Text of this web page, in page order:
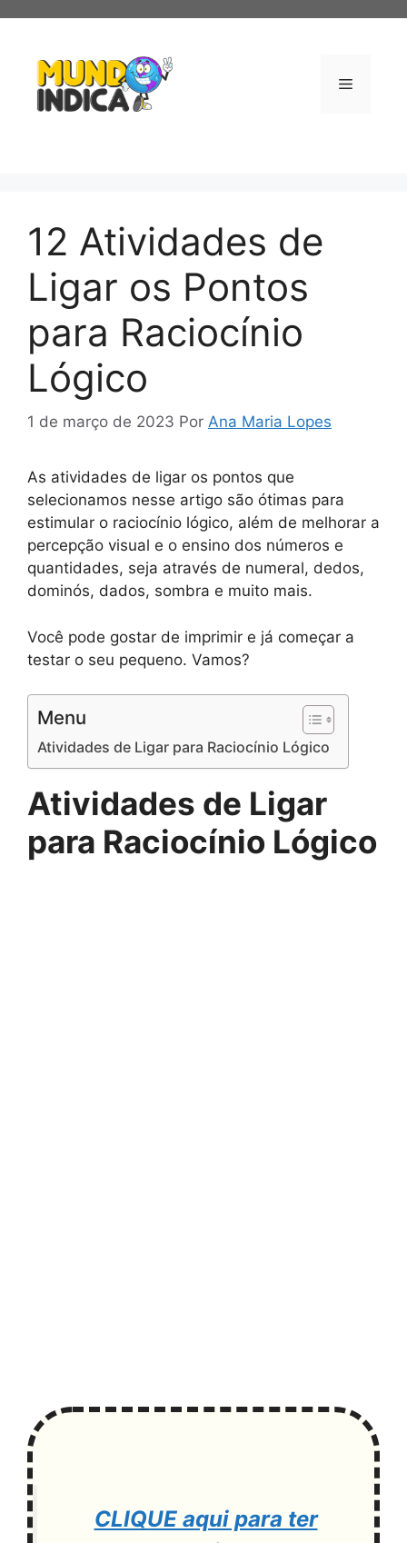
conteúdo
Menu
12 Atividades de
Ligar os Pontos
para Raciocínio
Lógico
1 de março de 2023 Por Ana Maria Lopes
As atividades de ligar os pontos que
selecionamos nesse artigo são ótimas para
estimular o raciocínio lógico, além de melhorar a
percepção visual e o ensino dos números e
quantidades, seja através de numeral, dedos,
dominós, dados, sombra e muito mais.
Você pode gostar de imprimir e já começar a
testar o seu pequeno. Vamos?
Menu
Atividades de Ligar para Raciocínio Lógico
Atividades de Ligar
para Raciocínio Lógico
CLIQUE aqui para ter